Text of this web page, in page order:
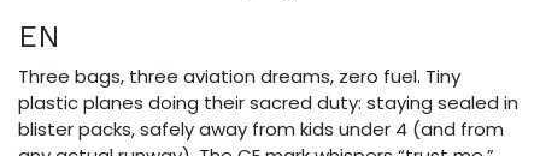
EN
Three bags, three aviation dreams, zero fuel. Tiny
plastic planes doing their sacred duty: staying sealed in
blister packs, safely away from kids under 4 (and from